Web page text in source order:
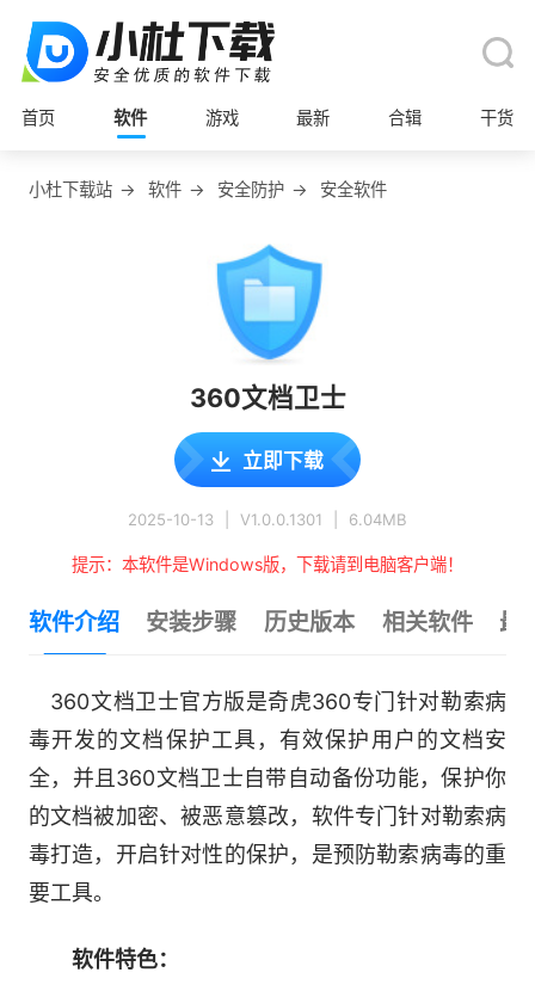
首页 软件 游戏 最新 合辑 干货
小杜下载站 → 软件 → 安全防护 → 安全软件
360文档卫士
立即下载
2025-10-13 V1.0.0.1301 6.04MB
提示：本软件是Windows版，下载请到电脑客户端！
软件介绍 安装步骤 历史版本 相关软件 最
360文档卫士官方版是奇虎360专门针对勒索病
毒开发的文档保护工具，有效保护用户的文档安
全，并且360文档卫士自带自动备份功能，保护你
的文档被加密、被恶意篡改，软件专门针对勒索病
毒打造，开启针对性的保护，是预防勒索病毒的重
要工具。
软件特色：